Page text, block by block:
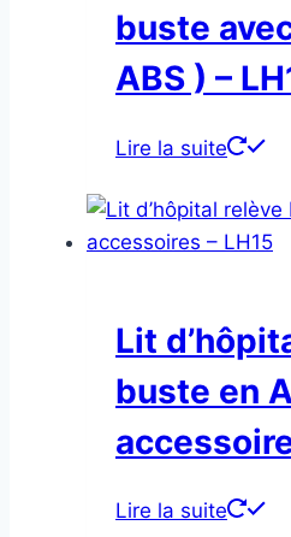
buste
ABS ) –
Lire la suite
Lit
buste en
Lire la suite